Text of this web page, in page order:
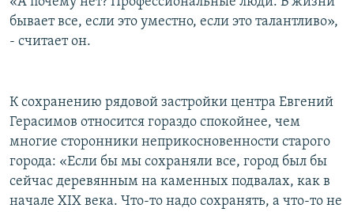
бывает все, если это уместно, если это талантливо»,
- считает он.
К сохранению рядовой застройки центра Евгений
Герасимов относится гораздо спокойнее, чем
многие сторонники неприкосновенности старого
города: «Если бы мы сохраняли все, город был бы
сейчас деревянным на каменных подвалах, как в
начале XIX века. Что-то надо сохранять, а что-то не